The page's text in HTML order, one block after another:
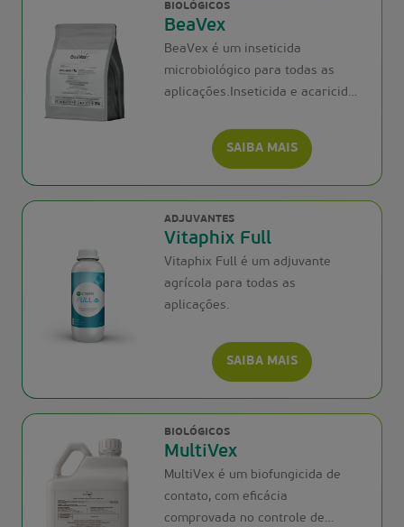
BIOLÓGICOS
BeaVex
BeaVex é um inseticida
microbiológico para todas as
aplicações.Inseticida e acaricida
SAIBA MAIS
ADJUVANTES
Vitaphix Full
Vitaphix Full é um adjuvante
agrícola para todas as
aplicações.
SAIBA MAIS
BIOLÓGICOS
MultiVex
MultiVex é um biofungicida de
contato, com eficácia
comprovada no controle de